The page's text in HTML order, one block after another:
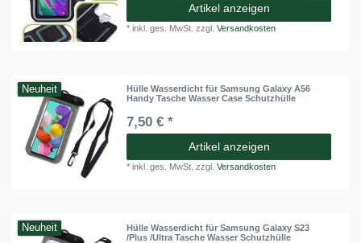
Artikel anzeigen
*inkl. ges. MwSt. zzgl.Versandkosten
Neuheit
Hülle Wasserdicht für Samsung Galaxy A56
Handy Tasche Wasser Case Schutzhülle
7,50 € *
Artikel anzeigen
*inkl. ges. MwSt. zzgl.Versandkosten
Neuheit
Hülle Wasserdicht für Samsung Galaxy S23
/Plus /Ultra Tasche Wasser Schutzhülle